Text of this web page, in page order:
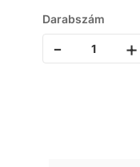
Darabszám
- +